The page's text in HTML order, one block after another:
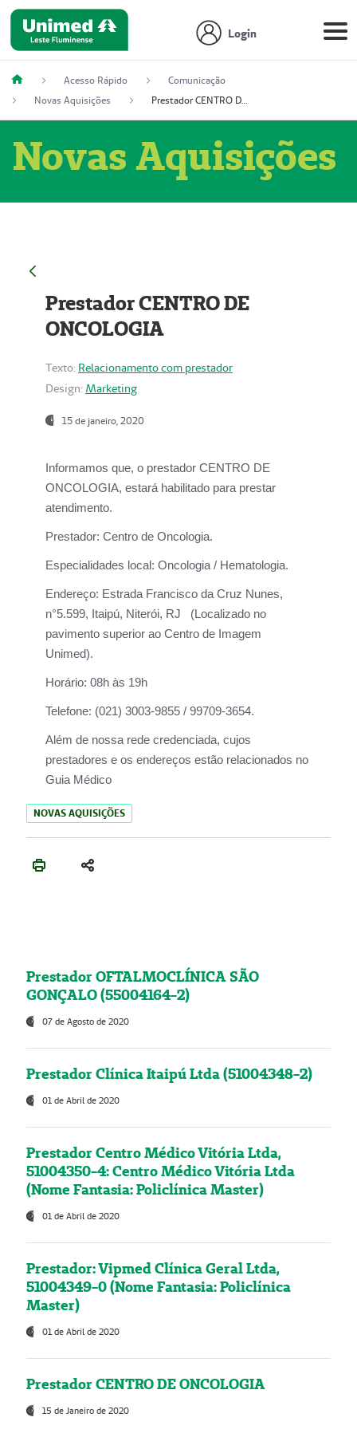
Login
Acesso Rápido
Comunicação
Novas Aquisições
Prestador CENTRO DE ONCOLOGIA
Novas Aquisições
Prestador CENTRO DE
ONCOLOGIA
Texto: Relacionamento com prestador
Design: Marketing
15 de janeiro, 2020
Informamos que, o prestador CENTRO DE
ONCOLOGIA, estará habilitado para prestar
atendimento.
Prestador: Centro de Oncologia.
Especialidades local: Oncologia / Hematologia.
Endereço: Estrada Francisco da Cruz Nunes,
n°5.599, Itaipú, Niterói, RJ (Localizado no
pavimento superior ao Centro de Imagem
Unimed).
Horário: 08h às 19h
Telefone: (021) 3003-9855 / 99709-3654.
Além de nossa rede credenciada, cujos
prestadores e os endereços estão relacionados no
Guia Médico
NOVAS AQUISIÇÕES
Prestador OFTALMOCLÍNICA SÃO
GONÇALO (55004164-2)
07 de Agosto de 2020
Prestador Clínica Itaipú Ltda (51004348-2)
01 de Abril de 2020
Prestador Centro Médico Vitória Ltda,
51004350-4: Centro Médico Vitória Ltda
(Nome Fantasia: Policlínica Master)
01 de Abril de 2020
Prestador: Vipmed Clínica Geral Ltda,
51004349-0 (Nome Fantasia: Policlínica
Master)
01 de Abril de 2020
Prestador CENTRO DE ONCOLOGIA
15 de Janeiro de 2020